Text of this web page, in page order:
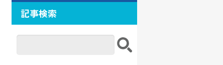
記事検索